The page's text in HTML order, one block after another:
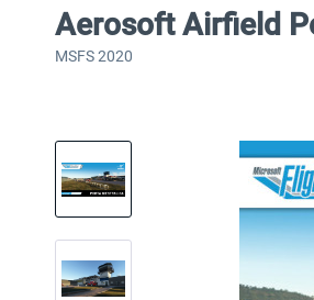
Aerosoft Airfield
MSFS 2020